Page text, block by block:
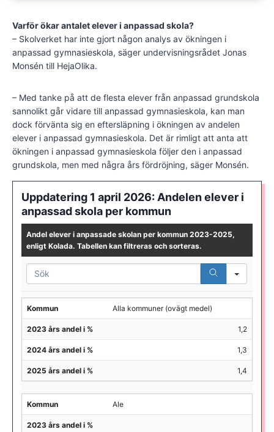
Varför ökar antalet elever i anpassad skola?
– Skolverket har inte gjort någon analys av ökningen i
anpassad gymnasieskola, säger undervisningsrådet Jonas
Monsén till HejaOlika.
– Med tanke på att de flesta elever från anpassad grundskola
sannolikt går vidare till anpassad gymnasieskola, kan man
dock förvänta sig en eftersläpning i ökningen av andelen
elever i anpassad gymnasieskola. Det är rimligt att anta att
ökningen i anpassad gymnasieskola följer den i anpassad
grundskola, men med några års fördröjning, säger Monsén.
Uppdatering 1 april 2026: Andelen elever i
anpassad skola per kommun
Andel elever i anpassade skolan per kommun 2023-2025,
enligt Kolada. Tabellen kan filtreras och sorteras.
Kommun Alla kommuner (ovägt medel)
2023 års andel i % 1,2
2024 års andel i % 1,3
2025 års andel i % 1,4
Kommun Ale
2023 års andel i %